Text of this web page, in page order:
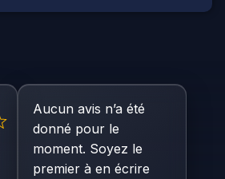
Aucun avis n’a été
donné pour le
moment. Soyez le
premier à en écrire